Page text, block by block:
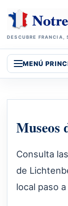
DESCUBRE FRANCIA,
MENÚ
Museos
Consulta
de
local paso